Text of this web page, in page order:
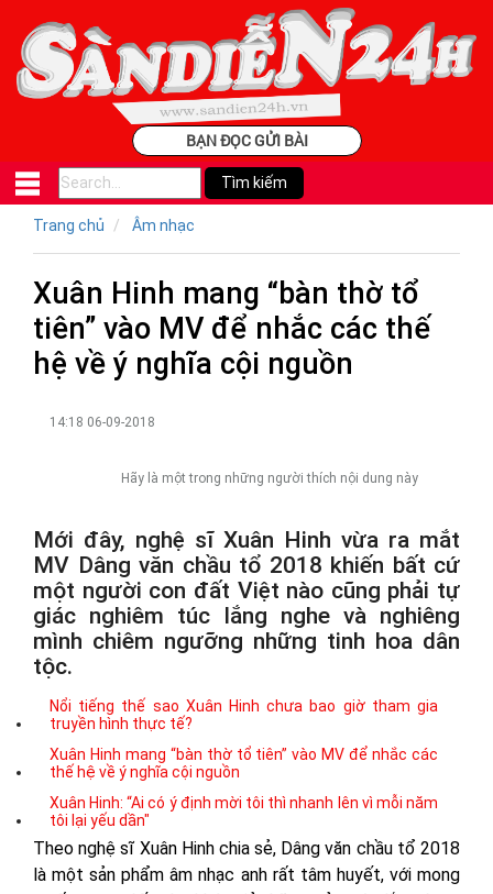
BẠN ĐỌC GỬI BÀI
Trang chủ Âm nhạc
Xuân Hinh mang “bàn thờ tổ
tiên” vào MV để nhắc các thế
hệ về ý nghĩa cội nguồn
14:18 06-09-2018
Hãy là một trong những người thích nội dung này
Mới đây, nghệ sĩ Xuân Hinh vừa ra mắt
MV Dâng văn chầu tổ 2018 khiến bất cứ
một người con đất Việt nào cũng phải tự
giác nghiêm túc lắng nghe và nghiêng
mình chiêm ngưỡng những tinh hoa dân
tộc.
Nổi tiếng thế sao Xuân Hinh chưa bao giờ tham gia
truyền hình thực tế?
Xuân Hinh mang “bàn thờ tổ tiên” vào MV để nhắc các
thế hệ về ý nghĩa cội nguồn
Xuân Hinh: “Ai có ý định mời tôi thì nhanh lên vì mỗi năm
tôi lại yếu dần"
Theo nghệ sĩ Xuân Hinh chia sẻ, Dâng văn chầu tổ 2018
là một sản phẩm âm nhạc anh rất tâm huyết, với mong